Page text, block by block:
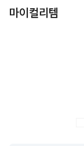
마이컬리템